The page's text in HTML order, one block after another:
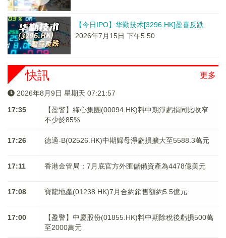
【今日IPO】华勤技术[3296.HK]盈喜反跌
2026年7月15日 下午5:50
更多
快訊
2026年8月9日 星期天 07:21:58
17:35
【盈警】綠心集團(00094.HK)料中期淨虧損同比收窄
不少於85%
17:26 德適-B(02526.HK)中期歸母淨虧損擴大至5588.3萬元
17:11 香港金管局：7月底官方外匯儲備資產為4478億美元
17:08 寶龍地產(01238.HK)7月合約銷售額約5.5億元
17:00
【盈警】中慶股份(01855.HK)料中期除稅後虧損500萬
至2000萬元